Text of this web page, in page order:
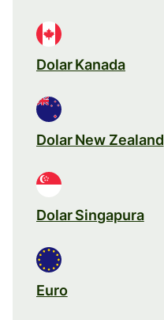
Dolar Kanada
Dolar New Zealand
Dolar Singapura
Euro